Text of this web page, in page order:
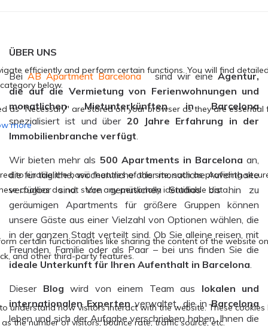
ÜBER UNS
BeiAB Apartment Barcelona sind wir eineAgentur,
die auf die Vermietung von Ferienwohnungen und
monatlichen Mietunterkünften in Barcelona
spezialisiert ist und über 20 Jahre Erfahrung in der
Immobilienbranche verfügt.
Wir bieten mehr als 500 Apartments in Barcelona an,
die für tägliche, wöchentliche oder monatliche Aufenthalte
verfügbar sind. Von gemütlichen Studios bis hin zu
geräumigen Apartments für größere Gruppen können
unsere Gäste aus einer Vielzahl von Optionen wählen, die
in der ganzen Stadt verteilt sind. Ob Sie alleine reisen, mit
Freunden, Familie oder als Paar – bei uns finden Sie die
ideale Unterkunft für Ihren Aufenthalt in Barcelona.
Dieser Blog wird von einem Team aus lokalen und
internationalen Expertenverwaltet, die inBarcelona
leben und sich der Aufgabe verschrieben haben, Ihnen die